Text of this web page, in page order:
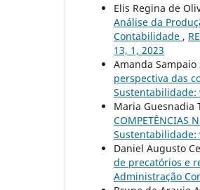
Elis Regina de
Análise da
Contabilidade ,
13, 1, 2023
Amanda Sampaio
perspectiva das
Sustentabilidade:
Maria Guesnadia
COMPETÊNCIAS
Sustentabilidade:
Daniel Augusto
de precatórios e
Administração